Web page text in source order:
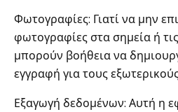
Φωτογραφίες: Γιατί να μην
φωτογραφίες στα σημεία ή
μπορούν βοήθεια να
εγγραφή για τους
Εξαγωγή δεδομένων: Αυτή η